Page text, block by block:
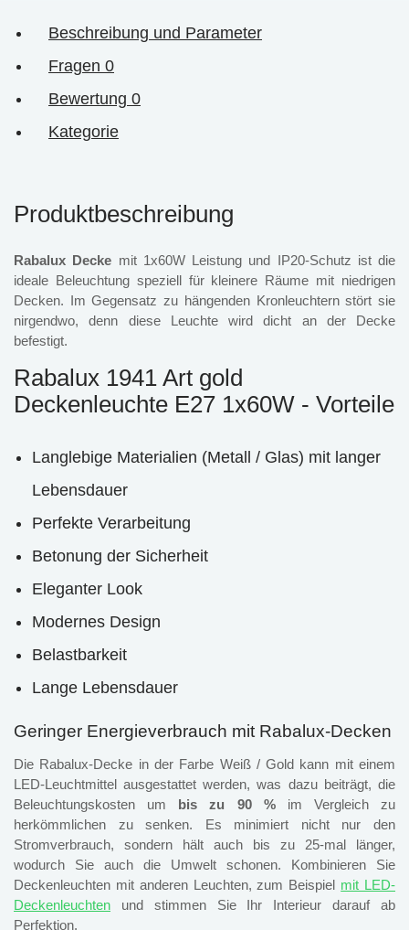
Beschreibung und Parameter
Fragen 0
Bewertung 0
Kategorie
Produktbeschreibung
Rabalux Decke mit 1x60W Leistung und IP20-Schutz ist die
ideale Beleuchtung speziell für kleinere Räume mit niedrigen
Decken. Im Gegensatz zu hängenden Kronleuchtern stört sie
nirgendwo, denn diese Leuchte wird dicht an der Decke
befestigt.
Rabalux 1941 Art gold
Deckenleuchte E27 1x60W - Vorteile
Langlebige Materialien (Metall / Glas) mit langer
Lebensdauer
Perfekte Verarbeitung
Betonung der Sicherheit
Eleganter Look
Modernes Design
Belastbarkeit
Lange Lebensdauer
Geringer Energieverbrauch mit Rabalux-Decken
Die Rabalux-Decke in der Farbe Weiß / Gold kann mit einem
LED-Leuchtmittel ausgestattet werden, was dazu beiträgt, die
Beleuchtungskosten um bis zu 90 %im Vergleich zu
herkömmlichen zu senken. Es minimiert nicht nur den
Stromverbrauch, sondern hält auch bis zu 25-mal länger,
wodurch Sie auch die Umwelt schonen. Kombinieren Sie
Deckenleuchten mit anderen Leuchten, zum Beispiel mit LED-
Deckenleuchten und stimmen Sie Ihr Interieur darauf ab
Perfektion.